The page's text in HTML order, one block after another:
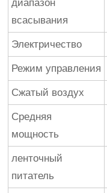
диапазон
всасывания
Электричество
Режим управления
Сжатый воздух
Средняя
мощность
ленточный
питатель